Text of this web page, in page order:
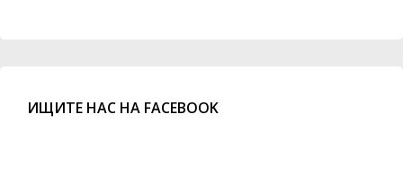
ИЩИТЕ НАС НА FACEBOOK